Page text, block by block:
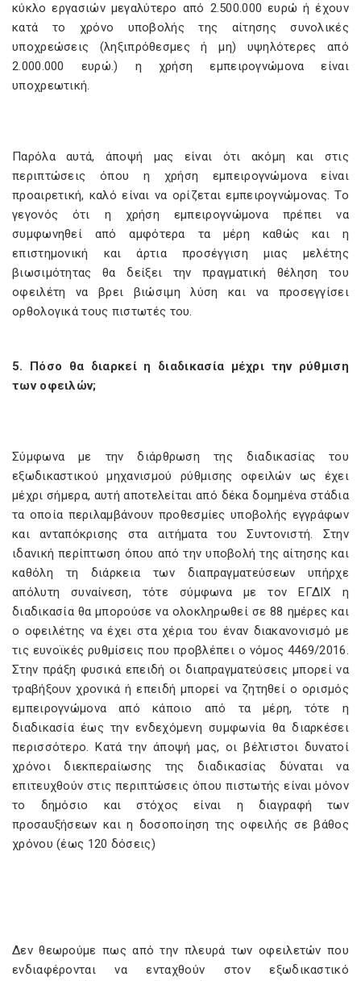
κύκλο εργασιών µεγαλύτερο από 2.500.000 ευρώ ή έχουν
κατά το χρόνο υποβολής της αίτησης συνολικές
υποχρεώσεις (ληξιπρόθεσµες ή µη) υψηλότερες από
2.000.000 ευρώ.) η χρήση εμπειρογνώμονα είναι
υποχρεωτική.
Παρόλα αυτά, άποψή μας είναι ότι ακόμη και στις
περιπτώσεις όπου η χρήση εμπειρογνώμονα είναι
προαιρετική, καλό είναι να ορίζεται εμπειρογνώμονας. Το
γεγονός ότι η χρήση εμπειρογνώμονα πρέπει να
συμφωνηθεί από αμφότερα τα μέρη καθώς και η
επιστημονική και άρτια προσέγγιση μιας μελέτης
βιωσιμότητας θα δείξει την πραγματική θέληση του
οφειλέτη να βρει βιώσιμη λύση και να προσεγγίσει
ορθολογικά τους πιστωτές του.
5. Πόσο θα διαρκεί η διαδικασία μέχρι την ρύθμιση
των οφειλών;
Σύμφωνα με την διάρθρωση της διαδικασίας του
εξωδικαστικού μηχανισμού ρύθμισης οφειλών ως έχει
μέχρι σήμερα, αυτή αποτελείται από δέκα δομημένα στάδια
τα οποία περιλαμβάνουν προθεσμίες υποβολής εγγράφων
και ανταπόκρισης στα αιτήματα του Συντονιστή. Στην
ιδανική περίπτωση όπου από την υποβολή της αίτησης και
καθόλη τη διάρκεια των διαπραγματεύσεων υπήρχε
απόλυτη συναίνεση, τότε σύμφωνα με τον ΕΓΔΙΧ η
διαδικασία θα μπορούσε να ολοκληρωθεί σε 88 ημέρες και
ο οφειλέτης να έχει στα χέρια του έναν διακανονισμό με
τις ευνοϊκές ρυθμίσεις που προβλέπει ο νόμος 4469/2016.
Στην πράξη φυσικά επειδή οι διαπραγματεύσεις μπορεί να
τραβήξουν χρονικά ή επειδή μπορεί να ζητηθεί ο ορισμός
εμπειρογνώμονα από κάποιο από τα μέρη, τότε η
διαδικασία έως την ενδεχόμενη συμφωνία θα διαρκέσει
περισσότερο. Κατά την άποψή μας, οι βέλτιστοι δυνατοί
χρόνοι διεκπεραίωσης της διαδικασίας δύναται να
επιτευχθούν στις περιπτώσεις όπου πιστωτής είναι μόνον
το δημόσιο και στόχος είναι η διαγραφή των
προσαυξήσεων και η δοσοποίηση της οφειλής σε βάθος
χρόνου (έως 120 δόσεις)
Δεν θεωρούμε πως από την πλευρά των οφειλετών που
ενδιαφέρονται να ενταχθούν στον εξωδικαστικό